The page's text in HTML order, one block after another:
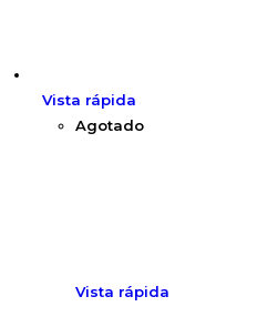
Vista rápida
Agotado
Vista rápida